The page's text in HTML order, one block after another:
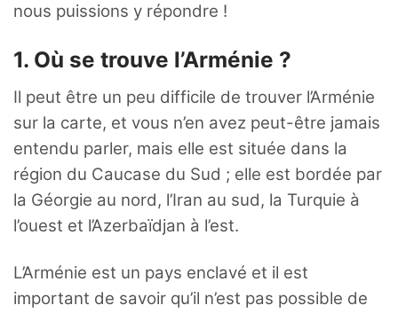
nous puissions y répondre !
1. Où se trouve l’Arménie ?
Il peut être un peu difficile de trouver l’Arménie
sur la carte, et vous n’en avez peut-être jamais
entendu parler, mais elle est située dans la
région du Caucase du Sud ; elle est bordée par
la Géorgie au nord, l’Iran au sud, la Turquie à
l’ouest et l’Azerbaïdjan à l’est.
L’Arménie est un pays enclavé et il est
important de savoir qu’il n’est pas possible de